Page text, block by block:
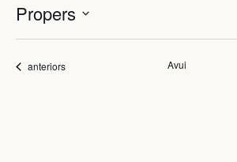
Propers
data.
Fires
anteriors Avui